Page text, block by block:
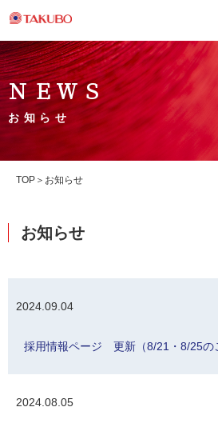
ＮＥＷＳ
お知らせ
TOP お知らせ
お知らせ
2024.09.04
採用情報ページ 更新（8/21・8/25の
2024.08.05